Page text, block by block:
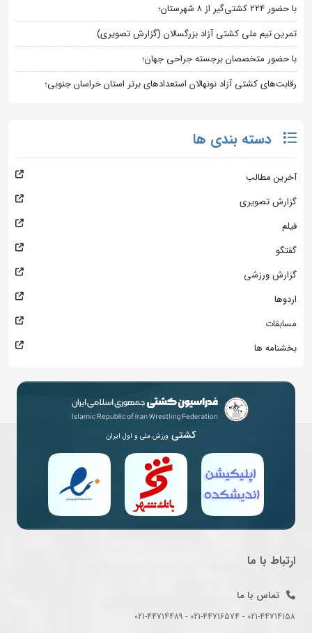
با حضور ۲۲۴ کشتی‌گیر از ۸ شهرستان؛
تمرین تیم ملی کشتی آزاد بزرگسالان (گزارش تصویری)
با حضور متخصصان برجسته جراحی جهان؛
رقابت‌های کشتی آزاد نونهالان استعدادهای برتر استان خراسان جنوبی؛
دسته بندی ها
آخرین مطالب
گزارش تصویری
فیلم
گفتگو
گزارش ورزشی
اردوها
مسابقات
بخشنامه ها
کشتی ورزش ملی و اول ایران
ارتباط با ما
تماس با ما
021-44714158 - 021-44716574 - 021-44714489